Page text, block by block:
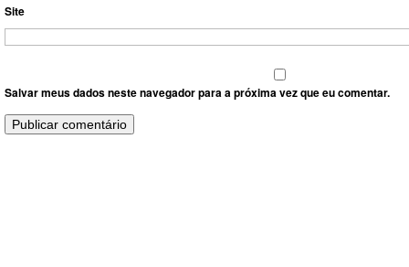
Site
Salvar meus dados neste navegador para a próxima vez que eu comentar.